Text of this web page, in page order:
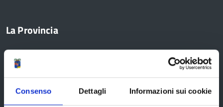
Consenso Dettagli Informazioni sui cookie
La Provincia
Organi di governo